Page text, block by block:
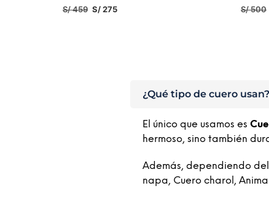
S/459 S/275
S/500
¿Qué tipo de cuero usan?
El único que usamos es
hermoso, sino también
Además, dependiendo
napa, Cuero charol,